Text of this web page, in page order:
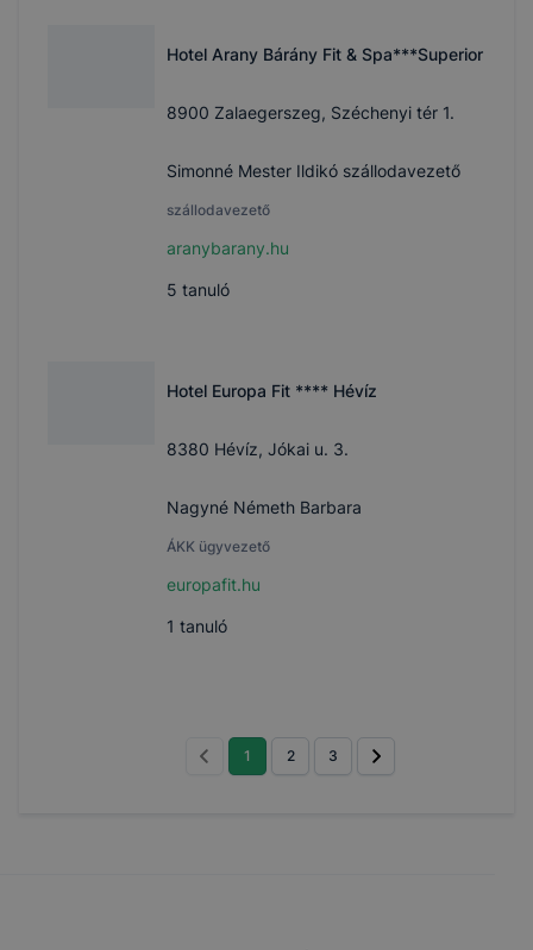
Hotel Arany Bárány Fit & Spa***Superior
8900 Zalaegerszeg, Széchenyi tér 1.
Simonné Mester Ildikó szállodavezető
szállodavezető
aranybarany.hu
5 tanuló
Hotel Europa Fit **** Hévíz
8380 Hévíz, Jókai u. 3.
Nagyné Németh Barbara
ÁKK ügyvezető
europafit.hu
1 tanuló
1 2 3